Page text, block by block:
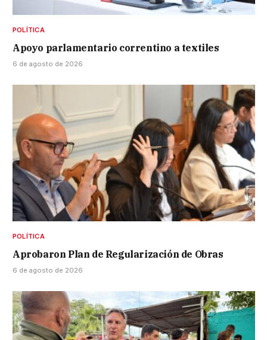
POLÍTICA
Apoyo parlamentario correntino a textiles
6 de agosto de 2026
POLÍTICA
Aprobaron Plan de Regularización de Obras
6 de agosto de 2026